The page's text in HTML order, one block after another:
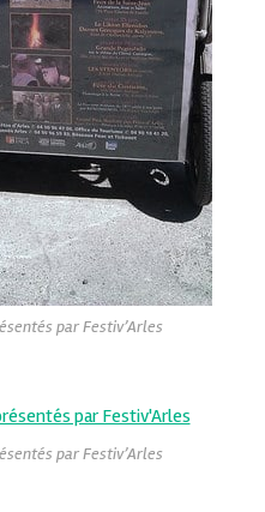
par Festiv’Arles
par Festiv’Arles